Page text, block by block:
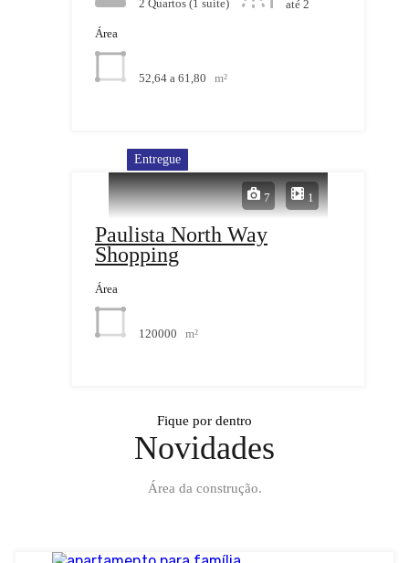
2 Quartos (1 suíte) até 2
Área
52,64 a 61,80 m²
7 1
Entregue
Paulista North Way
Shopping
Área
120000 m²
Fique por dentro
Novidades
Área da construção.